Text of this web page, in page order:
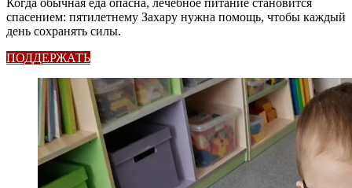
Когда обычная еда опасна, лечебное питание становится
спасением: пятилетнему Захару нужна помощь, чтобы каждый
день сохранять силы.
ПОДДЕРЖАТЬ